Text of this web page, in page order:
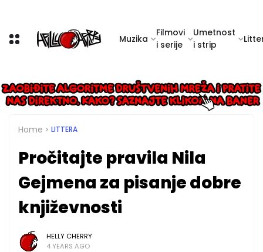
Muzika
Filmovi
i serije
Umetnost
i strip
Home LITTERA
Pročitajte pravila Nila
Gejmena za pisanje dobre
književnosti
HELLY CHERRY
4 YEARS AGO